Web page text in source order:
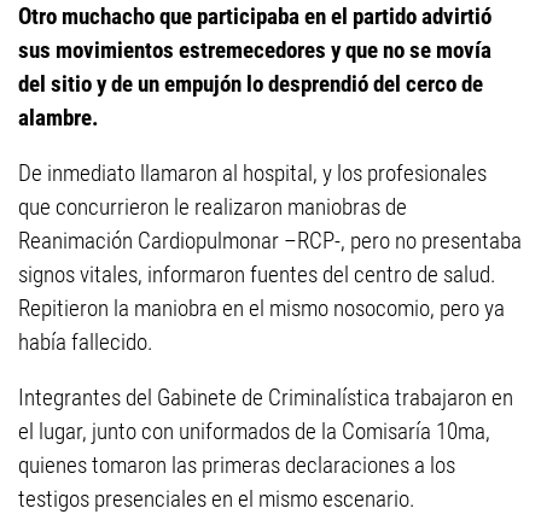
Otro muchacho que participaba en el partido advirtió
sus movimientos estremecedores y que no se movía
del sitio y de un empujón lo desprendió del cerco de
alambre.
De inmediato llamaron al hospital, y los profesionales
que concurrieron le realizaron maniobras de
Reanimación Cardiopulmonar –RCP-, pero no presentaba
signos vitales, informaron fuentes del centro de salud.
Repitieron la maniobra en el mismo nosocomio, pero ya
había fallecido.
Integrantes del Gabinete de Criminalística trabajaron en
el lugar, junto con uniformados de la Comisaría 10ma,
quienes tomaron las primeras declaraciones a los
testigos presenciales en el mismo escenario.